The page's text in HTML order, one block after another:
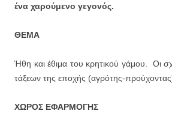
ένα χαρούμενο γεγονός.
ΘΕΜΑ
Ήθη και έθιμα του κρητικού γάμου. Οι
τάξεων της εποχής (αγρότης-
ΧΩΡΟΣ ΕΦΑΡΜΟΓΗΣ